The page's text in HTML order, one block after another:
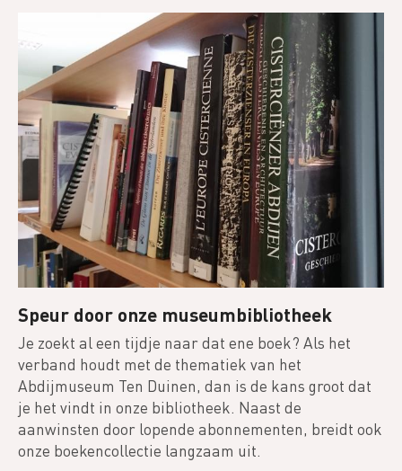
Speur door onze museumbibliotheek
Je zoekt al een tijdje naar dat ene boek? Als het
verband houdt met de thematiek van het
Abdijmuseum Ten Duinen, dan is de kans groot dat
je het vindt in onze bibliotheek. Naast de
aanwinsten door lopende abonnementen, breidt ook
onze boekencollectie langzaam uit.